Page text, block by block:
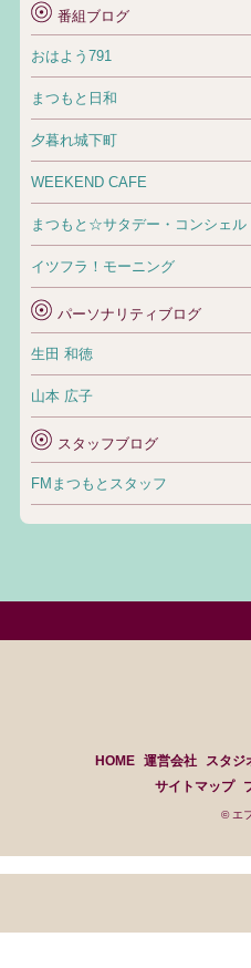
番組ブログ
おはよう791
まつもと日和
夕暮れ城下町
WEEKEND CAFE
まつもと☆サタデー・コンシェル
イツフラ！モーニング
パーソナリティブログ
生田 和徳
山本 広子
スタッフブログ
FMまつもとスタッフ
HOME 運営会社 スタジ
サイトマップ
© エ